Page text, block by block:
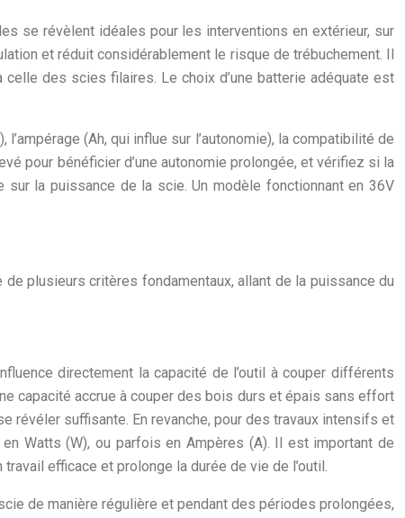
se révèlent idéales pour les interventions en extérieur, sur
et réduit considérablement le risque de trébuchement. Il
des scies filaires. Le choix d’une batterie adéquate est
(Ah, qui influe sur l’autonomie), la compatibilité de
pour bénéficier d’une autonomie prolongée, et vérifiez si la
la puissance de la scie. Un modèle fonctionnant en 36V
plusieurs critères fondamentaux, allant de la puissance du
directement la capacité de l’outil à couper différents
capacité accrue à couper des bois durs et épais sans effort
révéler suffisante. En revanche, pour des travaux intensifs et
Watts (W), ou parfois en Ampères (A). Il est important de
efficace et prolonge la durée de vie de l’outil.
de manière régulière et pendant des périodes prolongées,